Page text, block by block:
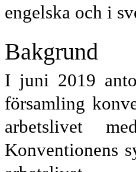
engelska och i
Bakgrund
I juni 2019
församling
arbetslivet
Konventionens